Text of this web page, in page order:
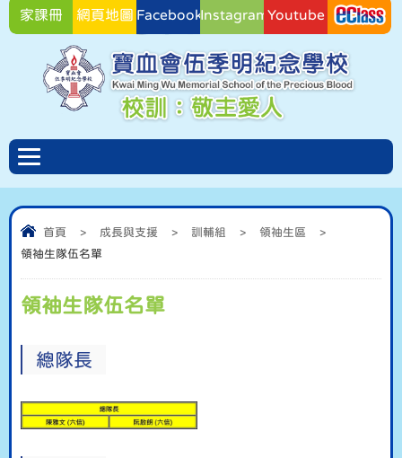
家課冊 網頁地圖 FacebookInstagramYoutube
首頁 > 成長與支援 > 訓輔組 > 領袖生區
>
領袖生隊伍名單
領袖生隊伍名單
總隊長